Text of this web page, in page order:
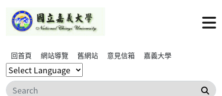
回首頁 網站導覽 舊網站 意見信箱 嘉義大學
搜